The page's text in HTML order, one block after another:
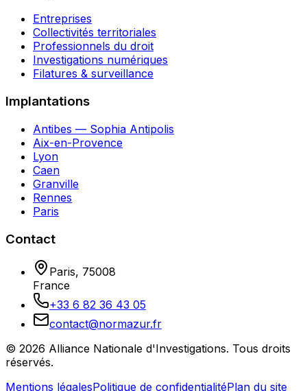
Entreprises
Collectivités territoriales
Professionnels du droit
Investigations numériques
Filatures & surveillance
Implantations
Antibes — Sophia Antipolis
Aix-en-Provence
Lyon
Caen
Granville
Rennes
Paris
Contact
Paris, 75008
France
+33 6 82 36 43 05
contact@normazur.fr
© 2026 Alliance Nationale d'Investigations. Tous droits
réservés.
Mentions légalesPolitique de confidentialitéPlan du site